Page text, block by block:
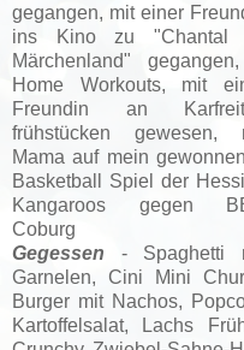
gegangen, mit einer
ins Kino zu "Chantal
Märchenland"
Home Workouts, mit
Freundin an
frühstücken gewesen,
Mama auf mein
Basketball Spiel der
Kangaroos gegen
Coburg
Gegessen - Spaghetti
Garnelen, Cini Mini
Burger mit Nachos,
Kartoffelsalat, Lachs